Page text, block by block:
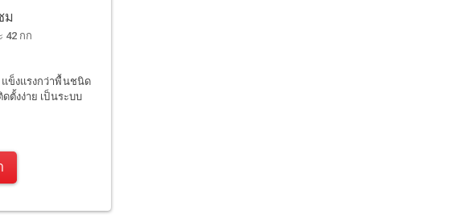
ม
42 กก
ข็งแรงกว่าพื้นชนิด
ตั้งง่าย เป็นระบบ